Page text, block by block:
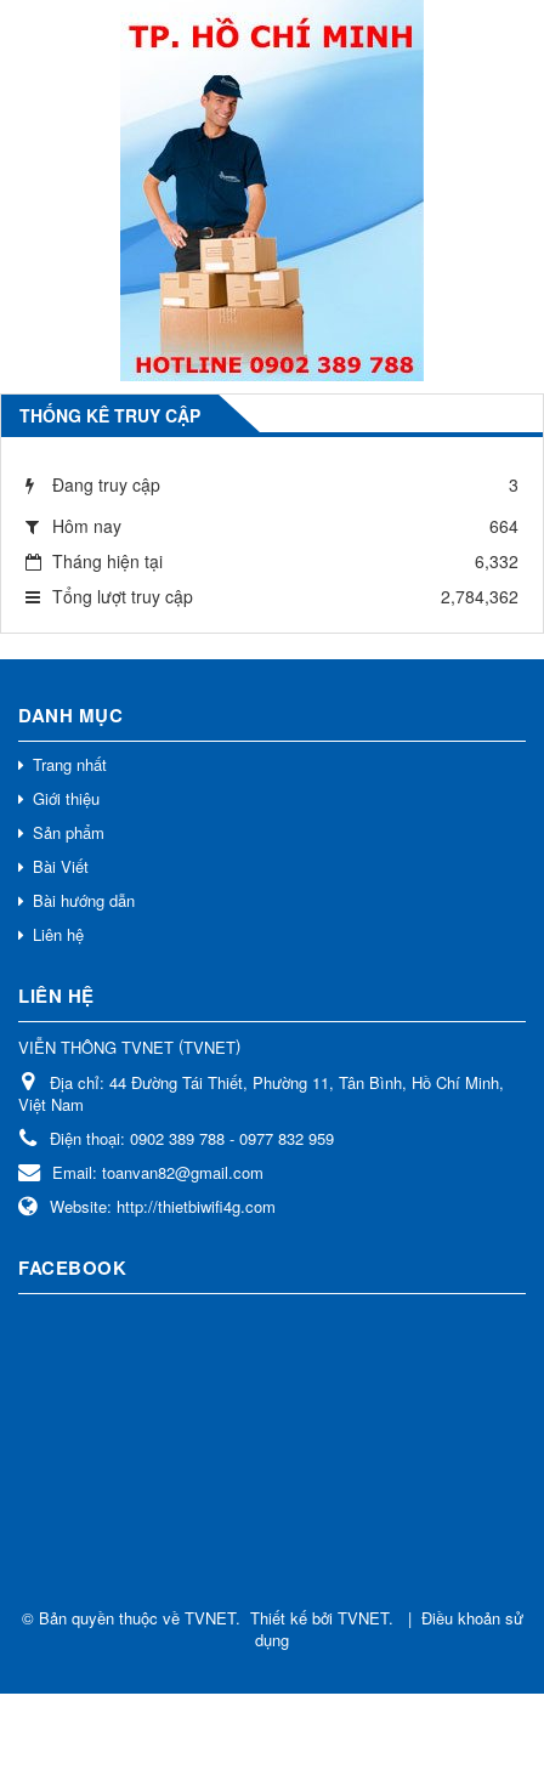
THỐNG KÊ TRUY CẬP
Đang truy cập
3
Hôm nay
664
Tháng hiện tại
6,332
Tổng lượt truy cập
2,784,362
DANH MỤC
Trang nhất
Giới thiệu
Sản phẩm
Bài Viết
Bài hướng dẫn
Liên hệ
LIÊN HỆ
VIỄN THÔNG TVNET (TVNET)
Địa chỉ: 44 Đường Tái Thiết, Phường 11, Tân Bình, Hồ Chí Minh,
Việt Nam
Điện thoại: 0902 389 788 - 0977 832 959
Email: toanvan82@gmail.com
Website: http://thietbiwifi4g.com
FACEBOOK
© Bản quyền thuộc về TVNET. Thiết kế bởi TVNET. | Điều khoản sử
dụng